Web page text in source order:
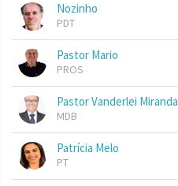
Nozinho
PDT
Pastor Mario
PROS
Pastor Vanderlei Miranda
MDB
Patrícia Melo
PT